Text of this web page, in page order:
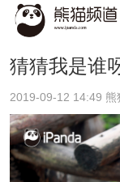
猜猜我是谁
2019-09-12 14:49 熊